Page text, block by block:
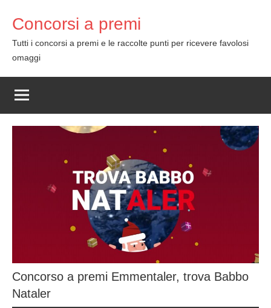
content
Concorsi a premi
Tutti i concorsi a premi e le raccolte punti per ricevere favolosi
omaggi
Concorso a premi Emmentaler, trova Babbo
Nataler